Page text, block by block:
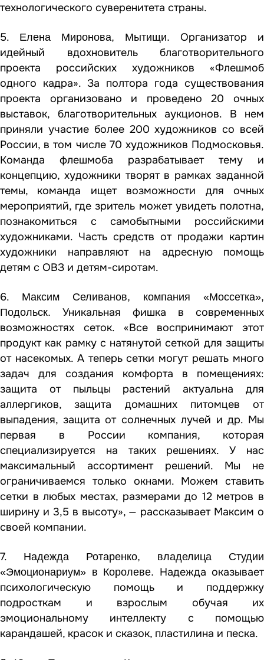
технологического суверенитета страны.
5. Елена Миронова, Мытищи. Организатор и
идейный вдохновитель благотворительного
проекта российских художников «Флешмоб
одного кадра». За полтора года существования
проекта организовано и проведено 20 очных
выставок, благотворительных аукционов. В нем
приняли участие более 200 художников со всей
России, в том числе 70 художников Подмосковья.
Команда флешмоба разрабатывает тему и
концепцию, художники творят в рамках заданной
темы, команда ищет возможности для очных
мероприятий, где зритель может увидеть полотна,
познакомиться с самобытными российскими
художниками. Часть средств от продажи картин
художники направляют на адресную помощь
детям с ОВЗ и детям-сиротам.
6. Максим Селиванов, компания «Моссетка»,
Подольск. Уникальная фишка в современных
возможностях сеток. «Все воспринимают этот
продукт как рамку с натянутой сеткой для защиты
от насекомых. А теперь сетки могут решать много
задач для создания комфорта в помещениях:
защита от пыльцы растений актуальна для
аллергиков, защита домашних питомцев от
выпадения, защита от солнечных лучей и др. Мы
первая в России компания, которая
специализируется на таких решениях. У нас
максимальный ассортимент решений. Мы не
ограничиваемся только окнами. Можем ставить
сетки в любых местах, размерами до 12 метров в
ширину и 3,5 в высоту», — рассказывает Максим о
своей компании.
7. Надежда Ротаренко, владелица Студии
«Эмоционариум» в Королеве. Надежда оказывает
психологическую помощь и поддержку
подросткам и взрослым обучая их
эмоциональному интеллекту с помощью
карандашей, красок и сказок, пластилина и песка.